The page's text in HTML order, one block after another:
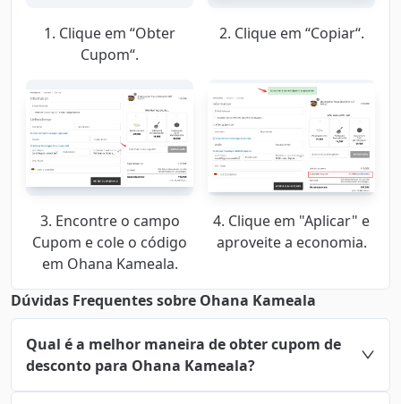
1. Clique em “Obter
Cupom“.
2. Clique em “Copiar“.
3. Encontre o campo
Cupom e cole o código
em Ohana Kameala.
4. Clique em "Aplicar" e
aproveite a economia.
Dúvidas Frequentes sobre Ohana Kameala
Qual é a melhor maneira de obter cupom de
desconto para Ohana Kameala?